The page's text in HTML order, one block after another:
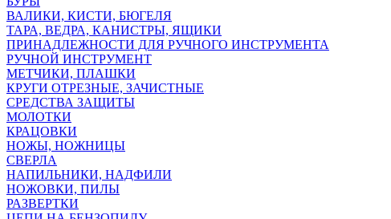
ВАЛИКИ, КИСТИ, БЮГЕЛЯ
ТАРА, ВЕДРА, КАНИСТРЫ, ЯЩИКИ
ПРИНАДЛЕЖНОСТИ ДЛЯ РУЧНОГО ИНСТРУМЕНТА
РУЧНОЙ ИНСТРУМЕНТ
МЕТЧИКИ, ПЛАШКИ
КРУГИ ОТРЕЗНЫЕ, ЗАЧИСТНЫЕ
СРЕДСТВА ЗАЩИТЫ
МОЛОТКИ
КРАЦОВКИ
НОЖЫ, НОЖНИЦЫ
СВЕРЛА
НАПИЛЬНИКИ, НАДФИЛИ
НОЖОВКИ, ПИЛЫ
РАЗВЕРТКИ